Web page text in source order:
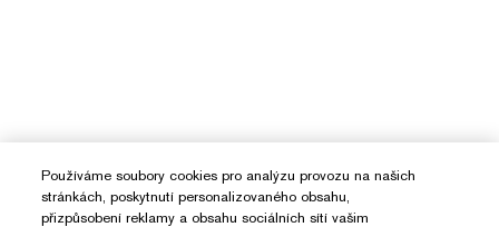
Používáme soubory cookies pro analýzu provozu na našich
stránkách, poskytnutí personalizovaného obsahu,
přizpůsobení reklamy a obsahu sociálních sítí vašim